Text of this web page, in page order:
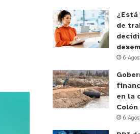
¿Está
de
6
en la
Colón
6